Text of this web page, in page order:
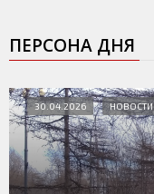
ПЕРСОНА ДНЯ
30.04.2026 НОВОСТИ